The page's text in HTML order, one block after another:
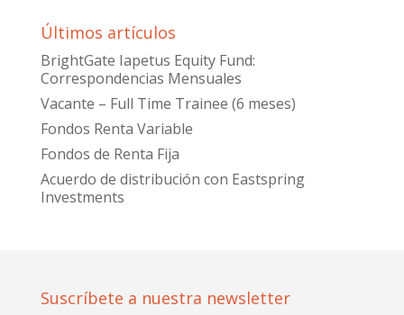
Últimos artículos
BrightGate Iapetus Equity Fund:
Correspondencias Mensuales
Vacante – Full Time Trainee (6 meses)
Fondos Renta Variable
Fondos de Renta Fija
Acuerdo de distribución con Eastspring
Investments
Suscríbete a nuestra newsletter